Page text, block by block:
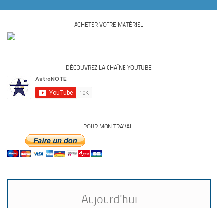
ACHETER VOTRE MATÉRIEL
DÉCOUVREZ LA CHAÎNE YOUTUBE
POUR MON TRAVAIL
Aujourd'hui